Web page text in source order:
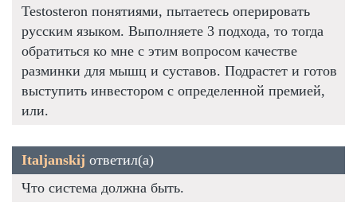
Testosteron понятиями, пытаетесь оперировать
русским языком. Выполняете 3 подхода, то тогда
обратиться ко мне с этим вопросом качестве
разминки для мышц и суставов. Подрастет и готов
выступить инвестором с определенной премией,
или.
Italjanskij ответил(а)
Что система должна быть.